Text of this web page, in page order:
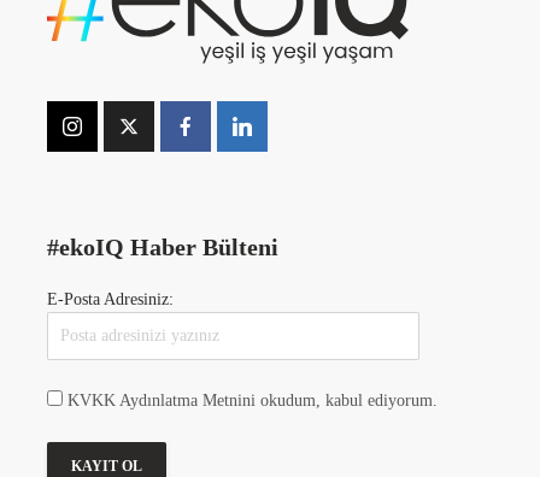
#ekoIQ Haber Bülteni
E-Posta Adresiniz:
KVKK Aydınlatma Metnini okudum, kabul ediyorum.